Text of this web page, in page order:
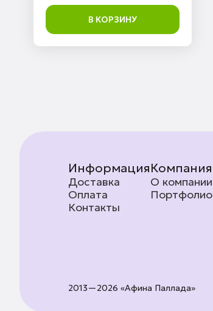
В КОРЗИНУ
Информация
Доставка
Оплата
Контакты
Компания
О компании
Портфолио
2013—2026 «Афина Паллада»